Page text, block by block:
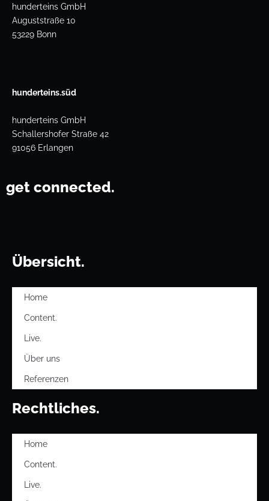
hunderteins GmbH
Auguststraße 10
53229 Bonn
hunderteins.süd
hunderteins GmbH
Schallershofer Straße 42
91056 Erlangen
get connected.
Übersicht.
Home
Content.
Live.
Über uns
Referenzen
Rechtliches.
Home
Content.
Live.